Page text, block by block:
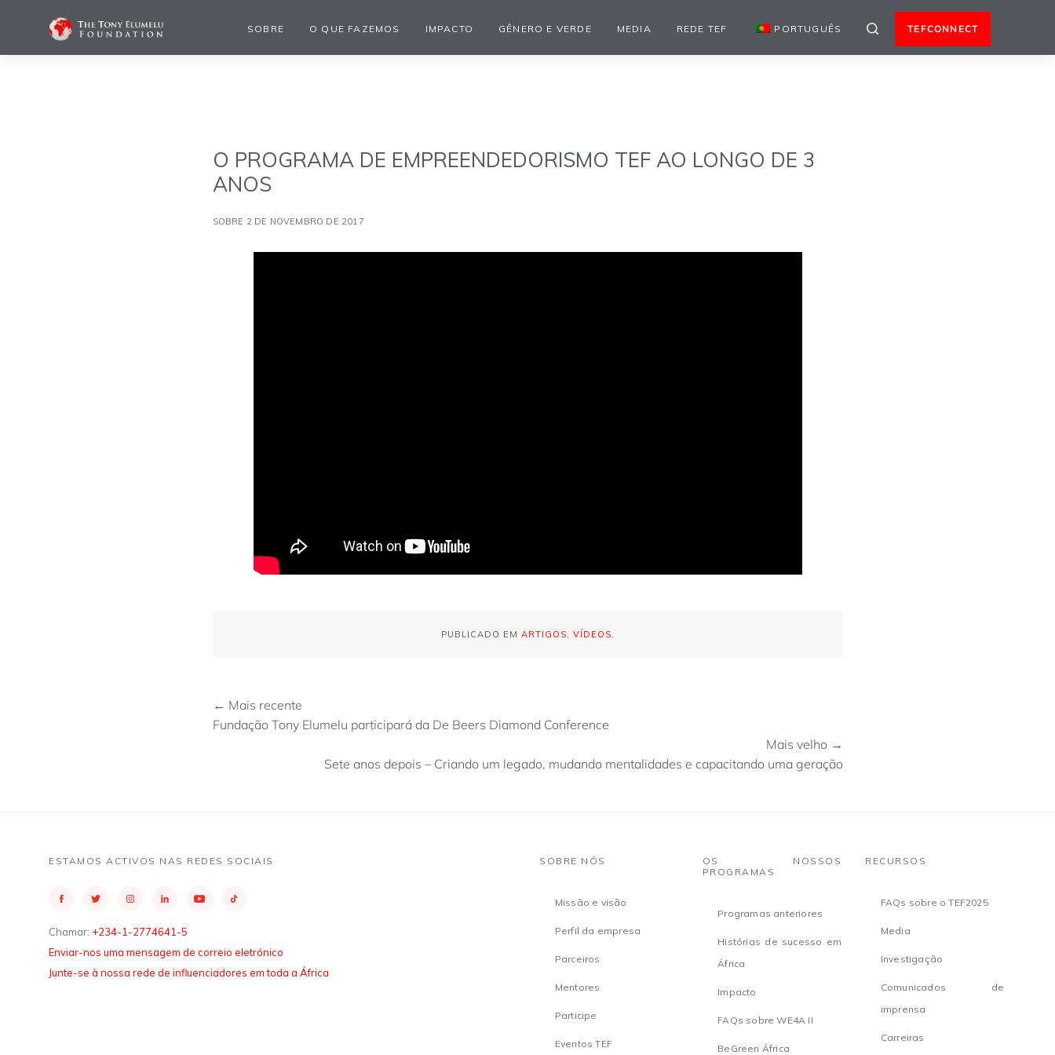
SOBRE O QUE FAZEMOS IMPACTO GÊNERO E VERDE MEDIA REDE TEF PORTUGUÊS TEFCONNECT
O PROGRAMA DE EMPREENDEDORISMO TEF AO LONGO DE 3
ANOS
SOBRE 2 DE NOVEMBRO DE 2017
PUBLICADO EM ARTIGOS, VÍDEOS.
← Mais recente
Fundação Tony Elumelu participará da De Beers Diamond Conference
Mais velho →
Sete anos depois – Criando um legado, mudando mentalidades e capacitando uma geração
ESTAMOS ACTIVOS NAS REDES SOCIAIS
Chamar: +234-1-2774641-5
Enviar-nos uma mensagem de correio eletrónico
Junte-se à nossa rede de influenciadores em toda a África
SOBRE NÓS
Missão e visão
Perfil da empresa
Parceiros
Mentores
Participe
Eventos TEF
OS NOSSOS
PROGRAMAS
Programas anteriores
Histórias de sucesso em
África
Impacto
FAQs sobre WE4A II
BeGreen África
RECURSOS
FAQs sobre o TEF2025
Media
Investigação
Comunicados de
imprensa
Carreiras